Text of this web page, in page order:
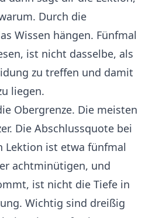
Durch die
Wissen hängen. Fünfmal
ist nicht dasselbe, als
zu treffen und damit
liegen.
Obergrenze. Die meisten
Die Abschlussquote bei
Lektion ist etwa fünfmal
achtminütigen, und
ist nicht die Tiefe in
Wichtig sind dreißig